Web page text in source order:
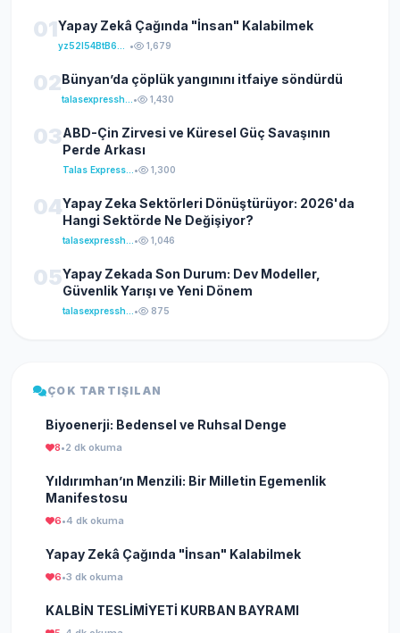
01Yapay Zekâ Çağında "İnsan" Kalabilmek
• 1,679
02Bünyan’da çöplük yangınını itfaiye söndürdü
• 1,430
03ABD-Çin Zirvesi ve Küresel Güç Savaşının
Perde Arkası
• 1,300
04Yapay Zeka Sektörleri Dönüştürüyor: 2026'da
Hangi Sektörde Ne Değişiyor?
• 1,046
05Yapay Zekada Son Durum: Dev Modeller,
Güvenlik Yarışı ve Yeni Dönem
• 875
ÇOK TARTIŞILAN
Biyoenerji: Bedensel ve Ruhsal Denge
8•2 dk okuma
Yıldırımhan’ın Menzili: Bir Milletin Egemenlik
Manifestosu
6•4 dk okuma
Yapay Zekâ Çağında "İnsan" Kalabilmek
6•3 dk okuma
KALBİN TESLİMİYETİ KURBAN BAYRAMI